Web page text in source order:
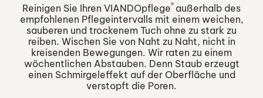
Reinigen Sie Ihren VIANDOpflege® außerhalb des
empfohlenen Pflegeintervalls mit einem weichen,
sauberen und trockenem Tuch ohne zu stark zu
reiben. Wischen Sie von Naht zu Naht, nicht in
kreisenden Bewegungen. Wir raten zu einem
wöchentlichen Abstauben. Denn Staub erzeugt
einen Schmirgeleffekt auf der Oberfläche und
verstopft die Poren.